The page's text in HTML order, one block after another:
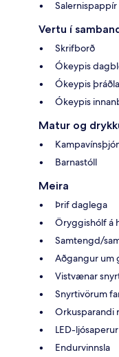
Salernispappír
Vertu í
Skrifborð
Ókeypis
Ókeypis
Ókeypis
Matur og
Barnastóll
Meira
Þrif daglega
Öryggishólf á
Samtengd/
Aðgangur um
Vistvænar
Snyrtivörum
Orkusparandi
LED-ljósaperur
Endurvinnsla